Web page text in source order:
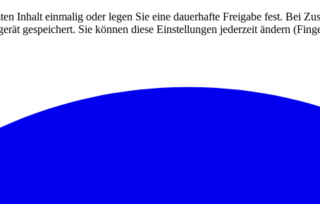
Inhalt einmalig oder legen Sie eine dauerhafte Freigabe fest. Bei
gespeichert. Sie können diese Einstellungen jederzeit ändern